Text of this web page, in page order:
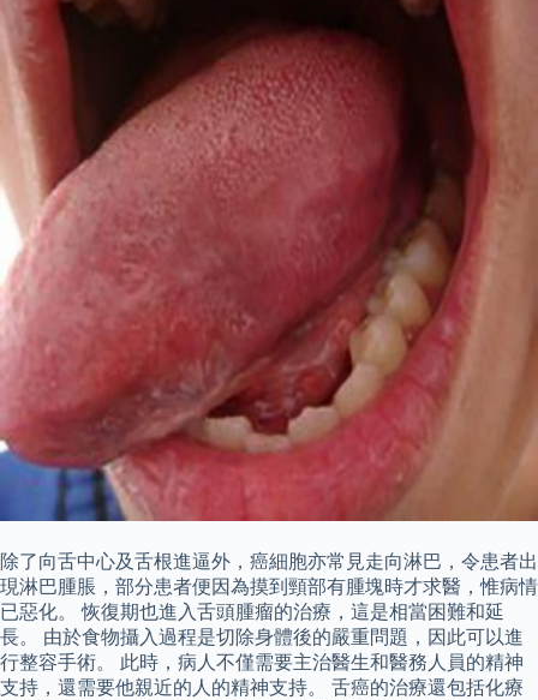
除了向舌中心及舌根進逼外，癌細胞亦常見走向淋巴，令患者出
現淋巴腫脹，部分患者便因為摸到頸部有腫塊時才求醫，惟病情
已惡化。 恢復期也進入舌頭腫瘤的治療，這是相當困難和延
長。 由於食物攝入過程是切除身體後的嚴重問題，因此可以進
行整容手術。 此時，病人不僅需要主治醫生和醫務人員的精神
支持，還需要他親近的人的精神支持。 舌癌的治療還包括化療